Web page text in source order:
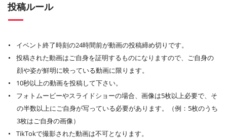
投稿ルール
イベント終了時刻の24時間前が動画の投稿締め切りです。
投稿された動画はご自身を証明するものになりますので、ご自身の
顔や姿が鮮明に映っている動画に限ります。
10秒以上の動画を投稿して下さい。
フォトムービーやスライドショーの場合、画像は5枚以上必要で、そ
の半数以上にご自身が写っている必要があります。（例：5枚のうち
3枚はご自身の画像）
TikTokで撮影された動画は不可となります。